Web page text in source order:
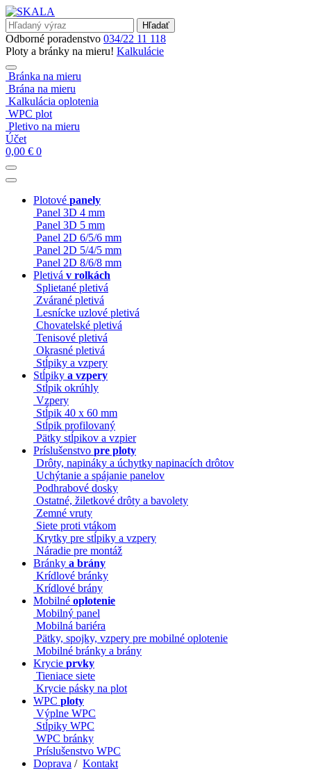
Hľadať
Odborné poradenstvo 034/22 11 118
Ploty a bránky na mieru! Kalkulácie
Bránka na mieru
Brána na mieru
Kalkulácia oplotenia
WPC plot
Pletivo na mieru
Účet
0,00 € 0
Plotové panely
Panel 3D 4 mm
Panel 3D 5 mm
Panel 2D 6/5/6 mm
Panel 2D 5/4/5 mm
Panel 2D 8/6/8 mm
Pletivá v rolkách
Splietané pletivá
Zvárané pletivá
Lesnícke uzlové pletivá
Chovatelské pletivá
Tenisové pletivá
Okrasné pletivá
Stĺpiky a vzpery
Stĺpiky a vzpery
Stĺpik okrúhly
Vzpery
Stĺpik 40 x 60 mm
Stĺpik profilovaný
Pätky stĺpikov a vzpier
Príslušenstvo pre ploty
Drôty, napináky a úchytky napinacích drôtov
Uchýtanie a spájanie panelov
Podhrabové dosky
Ostatné, žiletkové drôty a bavolety
Zemné vruty
Siete proti vtákom
Krytky pre stĺpiky a vzpery
Náradie pre montáž
Bránky a brány
Krídlové bránky
Krídlové brány
Mobilné oplotenie
Mobilný panel
Mobilná bariéra
Pätky, spojky, vzpery pre mobilné oplotenie
Mobilné bránky a brány
Krycie prvky
Tieniace siete
Krycie pásky na plot
WPC ploty
Výplne WPC
Stĺpiky WPC
WPC bránky
Príslušenstvo WPC
Doprava / Kontakt